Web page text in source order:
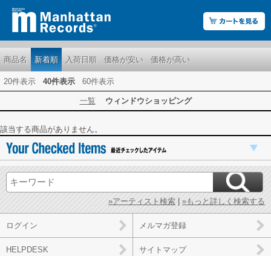
商品名 新着順 入荷日順 価格が安い 価格が高い
20件表示 40件表示 60件表示
一覧 ウィンドウショッピング
該当する商品がありません。
»アーティスト検索 | »もっと詳しく検索する
ログイン メルマガ登録
HELPDESK サイトマップ